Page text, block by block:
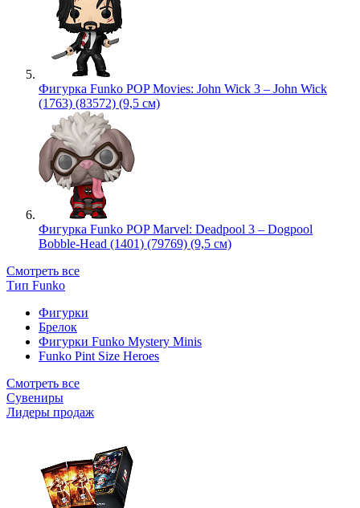
Фигурка Funko POP Movies: John Wick 3 – John Wick
(1763) (83572) (9,5 см)
Фигурка Funko POP Marvel: Deadpool 3 – Dogpool
Bobble-Head (1401) (79769) (9,5 см)
Смотреть все
Тип Funko
Фигурки
Брелок
Фигурки Funko Mystery Minis
Funko Pint Size Heroes
Смотреть все
Сувениры
Лидеры продаж